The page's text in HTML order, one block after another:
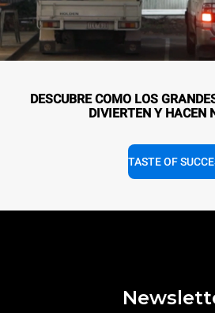
DESCUBRE COMO LOS
DIVIERTEN Y HACEN
TASTE OF